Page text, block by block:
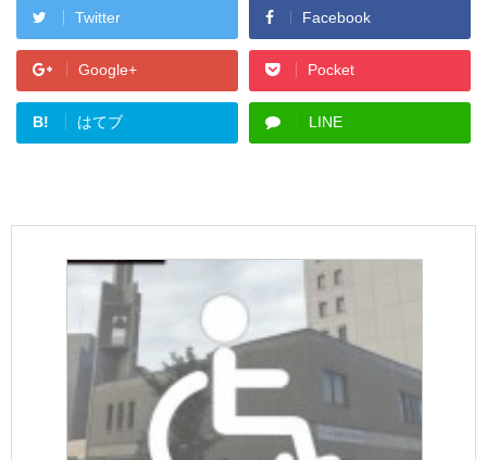
Twitter Facebook
Google+ Pocket
B! はてブ LINE